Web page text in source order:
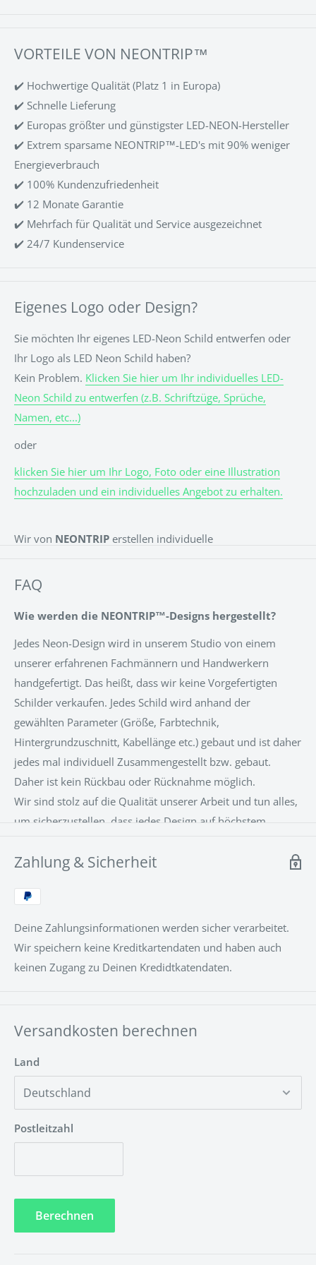
VORTEILE VON NEONTRIP™
✔️ Hochwertige Qualität (Platz 1 in Europa)
✔️ Schnelle Lieferung
✔️ Europas größter und günstigster LED-NEON-Hersteller
✔️ Extrem sparsame NEONTRIP™-LED's mit 90% weniger
Energieverbrauch
✔️ 100% Kundenzufriedenheit
✔️ 12 Monate Garantie
✔️ Mehrfach für Qualität und Service ausgezeichnet
✔️ 24/7 Kundenservice
Eigenes Logo oder Design?
Sie möchten Ihr eigenes LED-Neon Schild entwerfen oder
Ihr Logo als LED Neon Schild haben?
Kein Problem. Klicken Sie hier um Ihr individuelles LED-
Neon Schild zu entwerfen (z.B. Schriftzüge, Sprüche,
Namen, etc...)
oder
klicken Sie hier um Ihr Logo, Foto oder eine Illustration
hochzuladen und ein individuelles Angebot zu erhalten.
Wir von NEONTRIP erstellen individuelle
für eine Hochzeit, einen Geburtstag, ein Event oder einfach
über dem Bett? Alles kein Problem! Vielleicht ein Spruch
zur Motivation im Home-Office? Wir stellen täglich neue
Neon Schilder her und der Kreativität sind keine Grenzen
gesetzt.
Aber auch ein Firmenlogo, der Names eines
Geschäftes oder einem Symbol für ein Restaurant, ein
Büro, eine Praxis und was auch immmer man sich
vorstellen kann ist möglich. Wir
erstellen die hochwertigsten, langlebigsten LED-Neon
Schilder, direkt nach Ihren Vorstellungen, her .
FAQ
Wie werden die NEONTRIP™-Designs hergestellt?
Jedes Neon-Design wird in unserem Studio von einem
unserer erfahrenen Fachmännern und Handwerkern
handgefertigt. Das heißt, dass wir keine Vorgefertigten
Schilder verkaufen. Jedes Schild wird anhand der
gewählten Parameter (Größe, Farbtechnik,
Hintergrundzuschnitt, Kabellänge etc.) gebaut und ist daher
jedes mal individuell Zusammengestellt bzw. gebaut.
Daher ist kein Rückbau oder Rücknahme möglich.
Wir sind stolz auf die Qualität unserer Arbeit und tun alles,
um sicherzustellen, dass jedes Design auf höchstem
aus einer patentierten LED-Neon-Flex-Technologie mit
Installation zum Kinderspiel macht.
Kann ich die Installation selber durchführen?
Schrauben, Klebestreifen oder Hängeschnur anbringen.
Hier ist eine Montageanleitung
https://www.neontrip.de/apps/help-center#montage
Muss das LED-NEON Schild gewartet werden?
Zahlung & Sicherheit
Deine Zahlungsinformationen werden sicher verarbeitet.
Wir speichern keine Kreditkartendaten und haben auch
keinen Zugang zu Deinen Kredidtkatendaten.
Versandkosten berechnen
Land
Postleitzahl
Berechnen